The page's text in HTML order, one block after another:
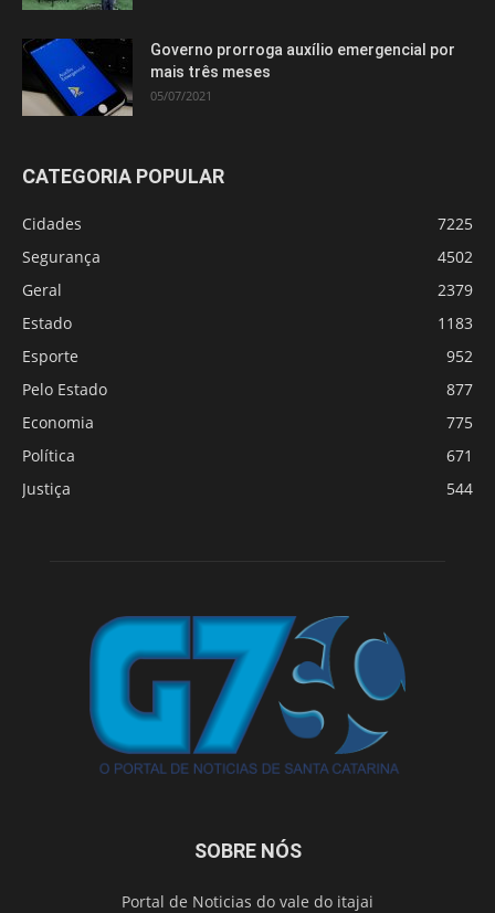
Governo prorroga auxílio emergencial por
mais três meses
05/07/2021
CATEGORIA POPULAR
Cidades
7225
Segurança
4502
Geral
2379
Estado
1183
Esporte
952
Pelo Estado
877
Economia
775
Política
671
Justiça
544
SOBRE NÓS
Portal de Noticias do vale do itajai